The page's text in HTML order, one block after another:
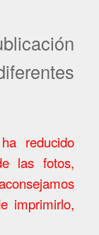
reducido
las fotos,
imprimirlo,